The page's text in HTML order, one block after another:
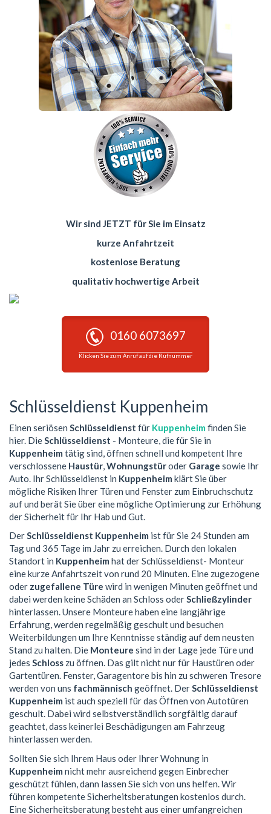
Wir sind JETZT für Sie im Einsatz
kurze Anfahrtzeit
kostenlose Beratung
qualitativ hochwertige Arbeit
0160 6073697
Klicken Sie zum Anruf auf die Rufnummer
Schlüsseldienst Kuppenheim
Einen seriösen Schlüsseldienst für Kuppenheim finden Sie
hier. DieSchlüsseldienst - Monteure, die für Sie in
Kuppenheim tätig sind, öffnen schnell und kompetent Ihre
verschlossene Haustür,Wohnungstüroder Garage sowie Ihr
Auto. Ihr Schlüsseldienst in Kuppenheim klärt Sie über
mögliche Risiken Ihrer Türen und Fenster zum Einbruchschutz
auf und berät Sie über eine mögliche Optimierung zur Erhöhung
der Sicherheit für Ihr Hab und Gut.
DerSchlüsseldienst Kuppenheim ist für Sie 24 Stunden am
Tag und 365 Tage im Jahr zu erreichen. Durch den lokalen
Standort in Kuppenheim hat der Schlüsseldienst- Monteur
eine kurze Anfahrtszeit von rund 20 Minuten. Eine zugezogene
oder zugefallene Türe wird in wenigen Minuten geöffnet und
dabei werden keine Schäden an Schloss oderSchließzylinder
hinterlassen. Unsere Monteure haben eine langjährige
Erfahrung, werden regelmäßig geschult und besuchen
Weiterbildungen um Ihre Kenntnisse ständig auf dem neusten
Stand zu halten. Die Monteure sind in der Lage jede Türe und
jedes Schloss zu öffnen. Das gilt nicht nur für Haustüren oder
Gartentüren. Fenster, Garagentore bis hin zu schweren Tresore
werden von uns fachmännisch geöffnet. DerSchlüsseldienst
Kuppenheim ist auch speziell für das Öffnen von Autotüren
geschult. Dabei wird selbstverständlich sorgfältig darauf
geachtet, dass keinerlei Beschädigungen am Fahrzeug
hinterlassen werden.
Sollten Sie sich Ihrem Haus oder Ihrer Wohnung in
Kuppenheim nicht mehr ausreichend gegen Einbrecher
geschützt fühlen, dann lassen Sie sich von uns helfen. Wir
führen kompetente Sicherheitsberatungen kostenlos durch.
Eine Sicherheitsberatung besteht aus einer umfangreichen